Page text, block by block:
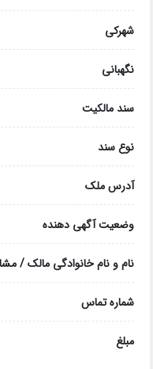
شهرکی
نگهبانی
سند مالکیت
نوع سند
آدرس ملک
وضعیت آگهی دهنده
نام و نام خانوادگی مالک /
شماره تماس
مبلغ